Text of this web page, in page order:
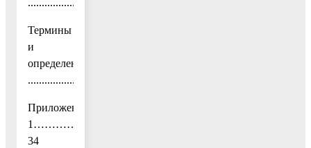
...........................................................26
Термины
и
определения
Приложение
34